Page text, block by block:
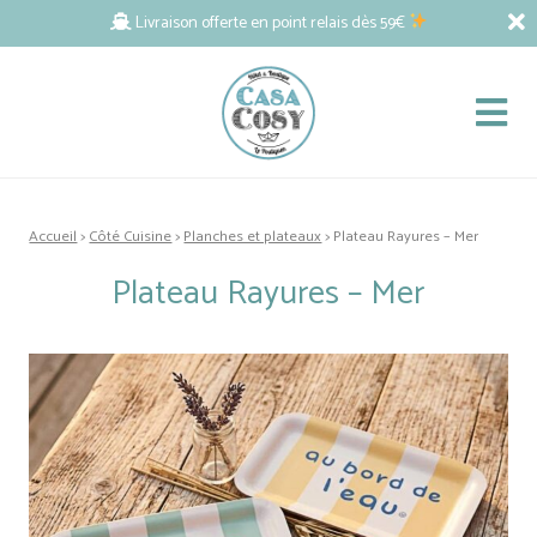
Livraison offerte en point relais dès 59€
Accueil>Côté Cuisine>Planches et plateaux> Plateau Rayures – Mer
Plateau Rayures – Mer